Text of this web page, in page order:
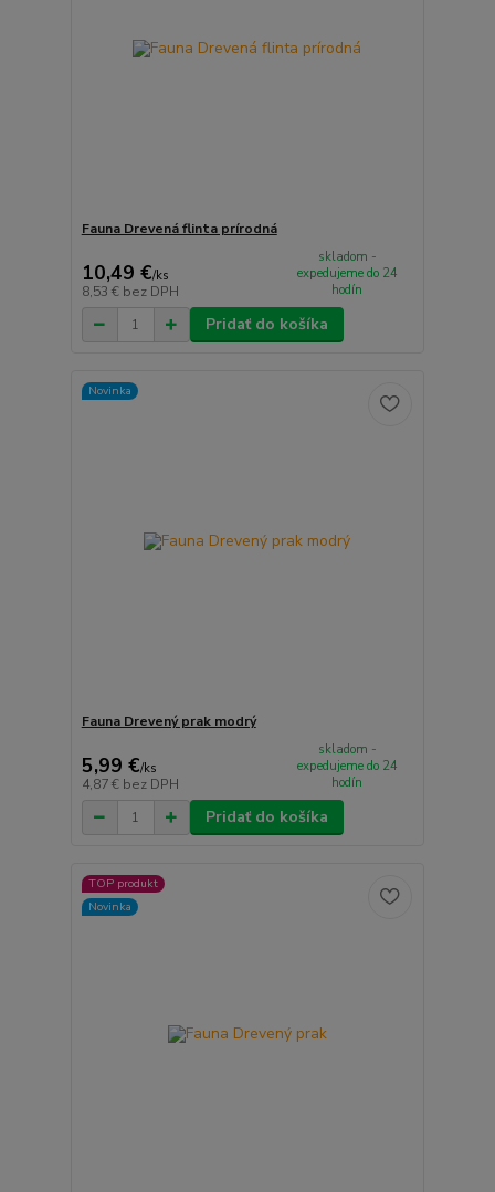
Fauna Drevená flinta prírodná
10,49 €/ks
8,53 € bez DPH
skladom -
expedujeme do 24
hodín
Pridať do košíka
Novinka
Fauna Drevený prak modrý
5,99 €/ks
4,87 € bez DPH
skladom -
expedujeme do 24
hodín
Pridať do košíka
TOP produkt
Novinka